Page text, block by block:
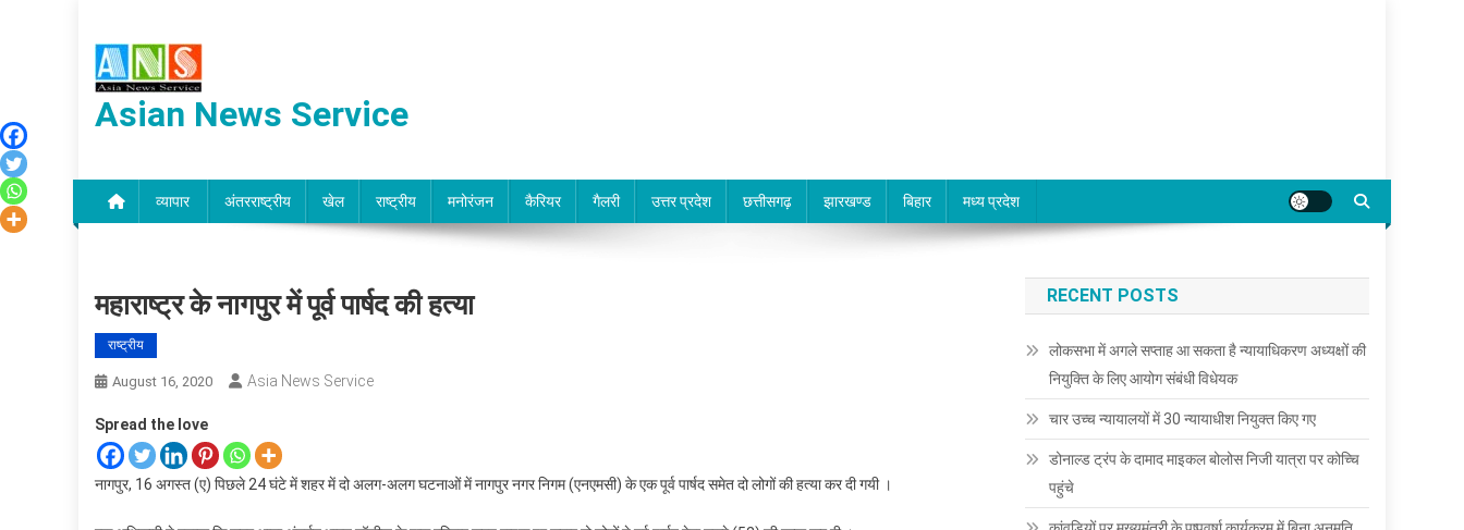
content
Asian News Service
व्यापार अंतरराष्ट्रीय खेल राष्ट्रीय मनोरंजन कैरियर गैलरी उत्तर प्रदेश छत्तीसगढ़ झारखण्ड बिहार मध्य प्रदेश
महाराष्ट्र के नागपुर में पूर्व पार्षद की हत्या
राष्ट्रीय
August 16, 2020 Asia News Service
Spread the love
नागपुर, 16 अगस्त (ए) पिछले 24 घंटे में शहर में दो अलग-अलग घटनाओं में नागपुर नगर निगम (एनएमसी) के एक पूर्व पार्षद समेत दो लोगों की हत्या कर दी गयी ।
RECENT POSTS
लोकसभा में अगले सप्ताह आ सकता है न्यायाधिकरण अध्यक्षों की
नियुक्ति के लिए आयोग संबंधी विधेयक
चार उच्च न्यायालयों में 30 न्यायाधीश नियुक्त किए गए
डोनाल्ड ट्रंप के दामाद माइकल बोलोस निजी यात्रा पर कोच्चि
पहुंचे